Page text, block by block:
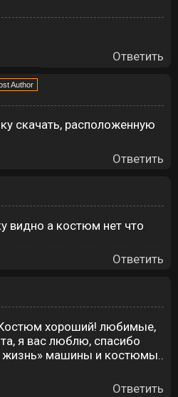
Ответить
скачать, расположенную
Ответить
видно а костюм нет что
Ответить
Костюм хороший! любимые,
я вас люблю, спасибо
жизнь» машины и костюмы..
Ответить